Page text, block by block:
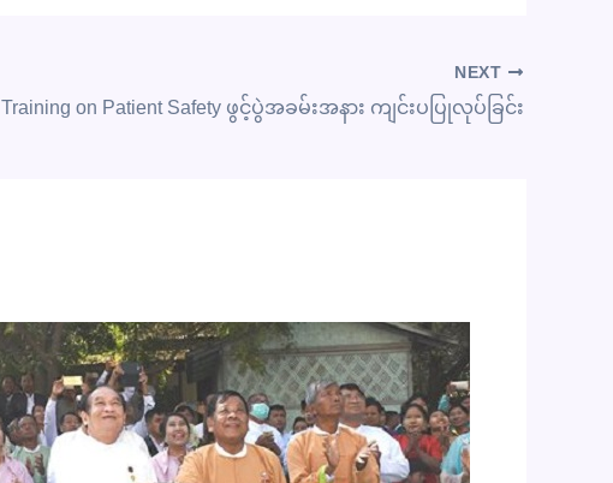
NEXT
Training on Patient Safety ဖွင့်ပွဲအခမ်းအနား ကျင်းပပြုလုပ်ခြင်း